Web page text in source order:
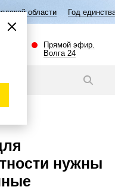
Год единства народов
Прямой эфир.
Волга 24
нужны